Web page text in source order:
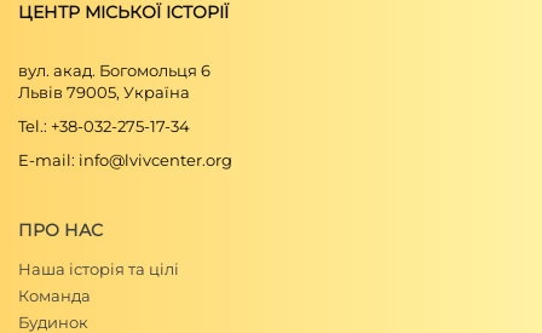
ЦЕНТР МІСЬКОЇ ІСТОРІЇ
вул. акад. Богомольця 6
Львів 79005, Україна
Tel.: +38-032-275-17-34
E-mail: info@lvivcenter.org
ПРО НАС
Наша історія та цілі
Команда
Будинок